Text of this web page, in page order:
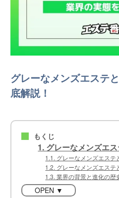
グレーなメンズエステ
底解説！
■ もくじ
1. グレーなメンズエ
1.1. グレーなメンズエステ
1.2. グレーなメンズエス
1.3. 業界の背景と進化の歴
OPEN ▼